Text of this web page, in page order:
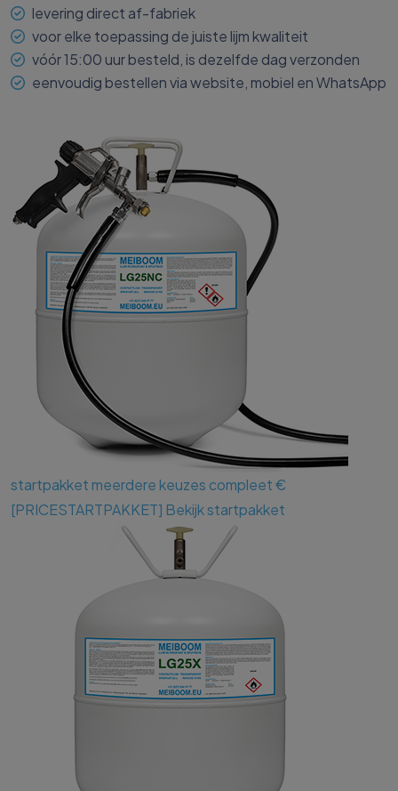
levering direct af-fabriek
voor elke toepassing de juiste lijm kwaliteit
vóór 15:00 uur besteld, is dezelfde dag verzonden
eenvoudig bestellen via website, mobiel en WhatsApp
startpakket meerdere keuzes compleet €
[PRICESTARTPAKKET] Bekijk startpakket